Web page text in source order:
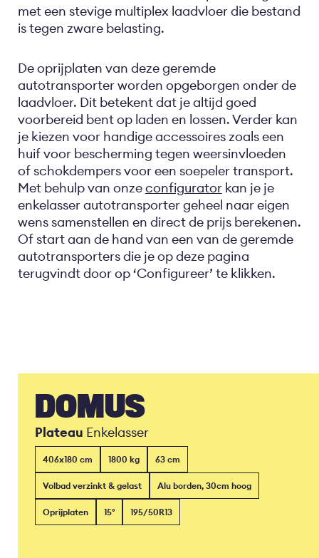
met een stevige multiplex laadvloer die bestand
is tegen zware belasting.
De oprijplaten van deze geremde
autotransporter worden opgeborgen onder de
laadvloer. Dit betekent dat je altijd goed
voorbereid bent op laden en lossen. Verder kan
je kiezen voor handige accessoires zoals een
huif voor bescherming tegen weersinvloeden
of schokdempers voor een soepeler transport.
Met behulp van onzeconfiguratorkan je je
enkelasser autotransporter geheel naar eigen
wens samenstellen en direct de prijs berekenen.
Of start aan de hand van een van de geremde
autotransporters die je op deze pagina
terugvindt door op ‘Configureer’ te klikken.
DOMUS
Plateau Enkelasser
406x180 cm 1800 kg 63 cm
Volbad verzinkt & gelast Alu borden, 30cm hoog
Oprijplaten 15° 195/50R13